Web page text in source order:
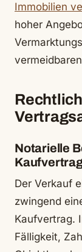
Immobilien
hoher
Notarielle
Der Verkauf
zwingend
Kaufvertrag.
Fälligkeit,